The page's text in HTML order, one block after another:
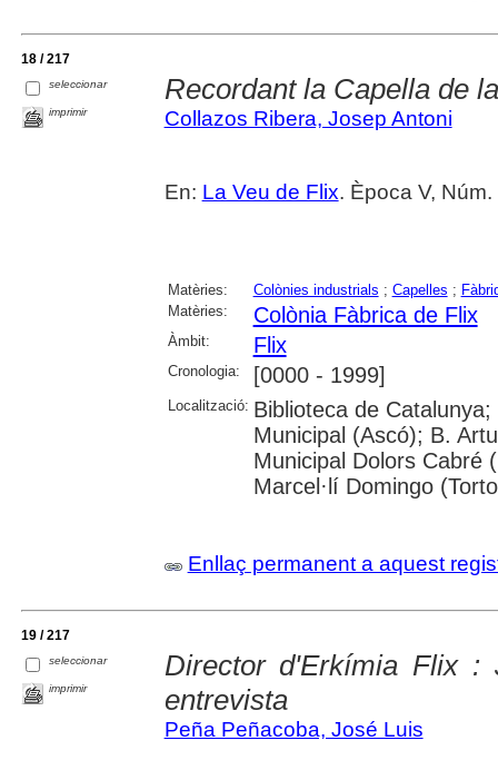
18 / 217
seleccionar
imprimir
Recordant la Capella de
Collazos Ribera, Josep Antoni
En: La Veu de Flix. Època V,
Matèries: Colònies industrials ; Capelles ;
Matèries:
Colònia Fàbrica de Flix
Àmbit: Flix
Cronologia: [0000 - 1999]
Localització: Biblioteca de
Municipal (Ascó); B.
Municipal Dolors Cabré
Marcel·lí Domingo
Enllaç permanent a aquest
19 / 217
seleccionar
imprimir
Director d'Erkímia Flix :
entrevista
Peña Peñacoba, José Luis